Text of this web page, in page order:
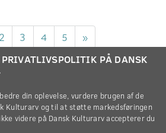
2 3 4 5 »
PÅ DANSK
din oplevelse, vurdere brugen af de
Kulturarv og til at støtte markedsføringen
videre på Dansk Kulturarv accepterer du